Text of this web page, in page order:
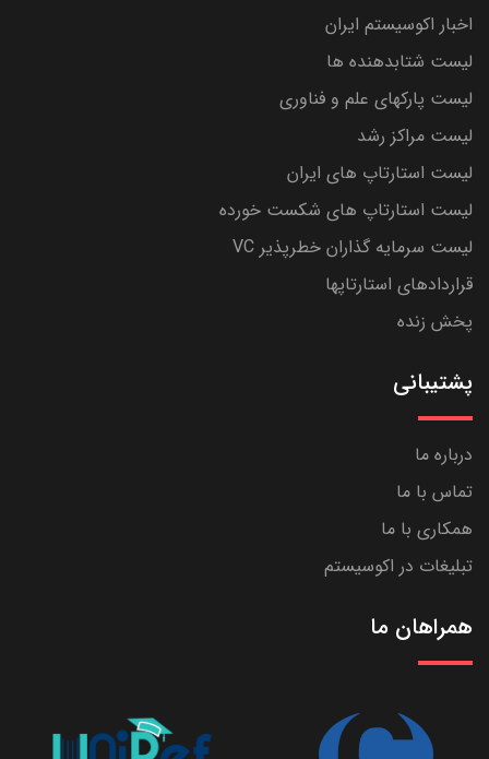
اخبار اکوسیستم ایران
لیست شتابدهنده ها
لیست پارکهای علم و فناوری
لیست مراکز رشد
لیست استارتاپ های ایران
لیست استارتاپ های شکست خورده
لیست سرمایه گذاران خطرپذیر VC
قراردادهای استارتاپها
پخش زنده
پشتیبانی
درباره ما
تماس با ما
همکاری با ما
تبلیغات در اکوسیستم
همراهان ما